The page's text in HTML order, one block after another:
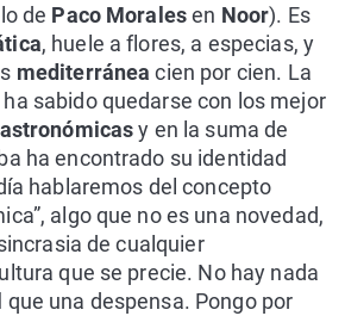
de Paco Moralesen Noor). Es
, huele a flores, a especias, y
mediterránea cien por cien. La
sabido quedarse con los mejor
y en la suma de
ha encontrado su identidad
hablaremos del concepto
algo que no es una novedad,
de cualquier
que se precie. No hay nada
que una despensa. Pongo por